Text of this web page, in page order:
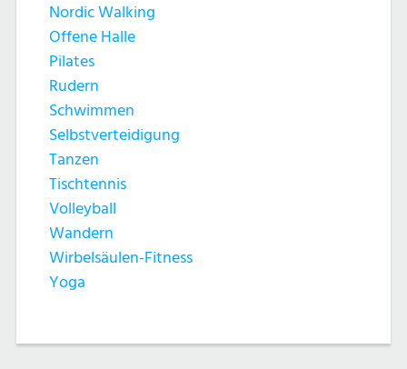
Nordic Walking
Offene Halle
Pilates
Rudern
Schwimmen
Selbstverteidigung
Tanzen
Tischtennis
Volleyball
Wandern
Wirbelsäulen-Fitness
Yoga